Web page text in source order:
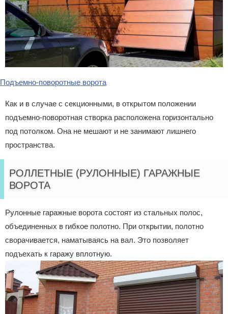
Подъемно-поворотные ворота
Как и в случае с секционными, в открытом положении
подъемно-поворотная створка расположена горизонтально
под потолком. Она не мешают и не занимают лишнего
пространства.
РОЛЛЕТНЫЕ (РУЛОННЫЕ) ГАРАЖНЫЕ
ВОРОТА
Рулонные гаражные ворота состоят из стальных полос,
объединенных в гибкое полотно. При открытии, полотно
сворачивается, наматываясь на вал. Это позволяет
подъехать к гаражу вплотную.